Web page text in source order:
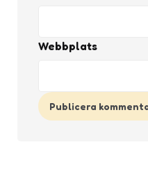
Webbplats